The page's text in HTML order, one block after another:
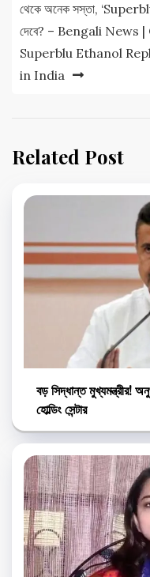
থেকে অনেক সস্তা,
দেবে? – Bengali News
Superblu Ethanol
in India
Related Post
বড় সিদ্ধান্ত মুখ্যমন্ত্রীর!
হোল্ডিং সেন্টার